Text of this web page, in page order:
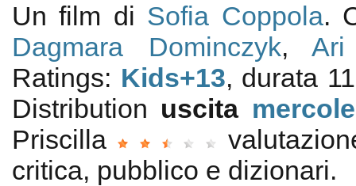
Un film di Sofia Coppola.
Dagmara Dominczyk,
Ratings: Kids+13, durata
Distribution uscita
Priscilla
critica, pubblico e dizionari.